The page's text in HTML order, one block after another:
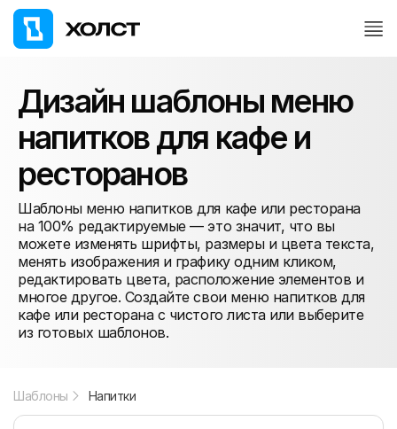
Дизайн шаблоны меню
напитков для кафе и
ресторанов
Шаблоны меню напитков для кафе или ресторана
на 100% редактируемые — это значит, что вы
можете изменять шрифты, размеры и цвета текста,
менять изображения и графику одним кликом,
редактировать цвета, расположение элементов и
многое другое. Создайте свои меню напитков для
кафе или ресторана с чистого листа или выберите
из готовых шаблонов.
Шаблоны Напитки